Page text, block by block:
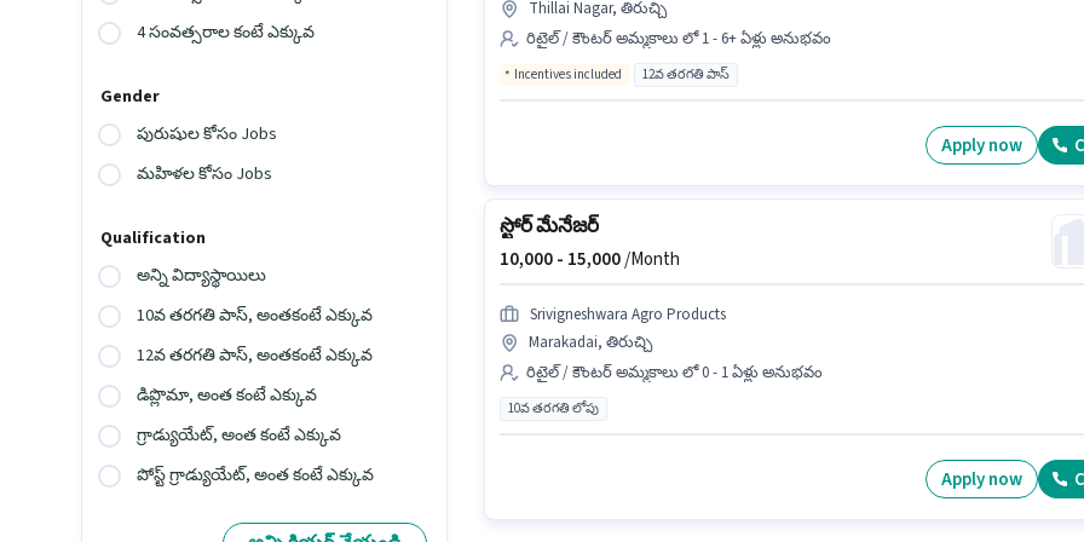
4 సంవత్సరాల కంటే ఎక్కువ
Gender
పురుషుల కోసం Jobs
మహిళల కోసం Jobs
Qualification
అన్ని విద్యాస్థాయిలు
10వ తరగతి పాస్, అంతకంటే ఎక్కువ
12వ తరగతి పాస్, అంతకంటే ఎక్కువ
డిప్లొమా, అంత కంటే ఎక్కువ
గ్రాడ్యుయేట్, అంత కంటే ఎక్కువ
పోస్ట్ గ్రాడ్యుయేట్, అంత కంటే ఎక్కువ
Thillai Nagar, తిరుచ్చి
రిటైల్ / కౌంటర్ అమ్మకాలు లో 1 - 6+ ఏళ్లు అనుభవం
Incentives included 12వ తరగతి పాస్
Apply now
స్టోర్ మేనేజర్
10,000 - 15,000/Month
Srivigneshwara Agro Products
Marakadai, తిరుచ్చి
రిటైల్ / కౌంటర్ అమ్మకాలు లో 0 - 1 ఏళ్లు అనుభవం
10వ తరగతి లోపు
Apply now